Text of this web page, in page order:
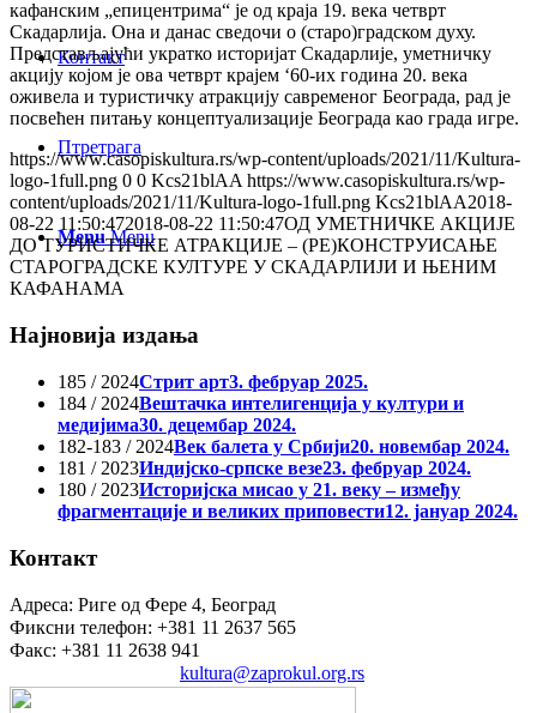
Контакт
Птретрага
Menu Menu
кафанским „епицентрима“ је од краја 19. века четврт
Скадарлија. Она и данас сведочи о (старо)градском духу.
Представљајући укратко историјат Скадарлије, уметничку
акцију којом је ова четврт крајем ‘60-их година 20. века
оживела и туристичку атракцију савременог Београда, рад је
посвећен питању концептуализације Београда као града игре.
https://www.casopiskultura.rs/wp-content/uploads/2021/11/Kultura-
logo-1full.png 0 0 Kcs21blAA https://www.casopiskultura.rs/wp-
content/uploads/2021/11/Kultura-logo-1full.png Kcs21blAA2018-
08-22 11:50:472018-08-22 11:50:47ОД УМЕТНИЧКЕ АКЦИЈЕ
ДО ТУРИСТИЧКЕ АТРАКЦИЈЕ – (РЕ)КОНСТРУИСАЊЕ
СТАРОГРАДСКЕ КУЛТУРЕ У СКАДАРЛИЈИ И ЊЕНИМ
КАФАНАМА
Најновија издања
185 / 2024Стрит арт3. фебруар 2025.
184 / 2024Вештачка интелигенција у култури и
медијима30. децембар 2024.
182-183 / 2024Век балета у Србији20. новембар 2024.
181 / 2023Индијско-српске везе23. фебруар 2024.
180 / 2023Историјска мисао у 21. веку – између
фрагментације и великих приповести12. јануар 2024.
Контакт
Адреса: Риге од Фере 4, Београд
Фиксни телефон: +381 11 2637 565
Факс: +381 11 2638 941
kultura@zaprokul.org.rs